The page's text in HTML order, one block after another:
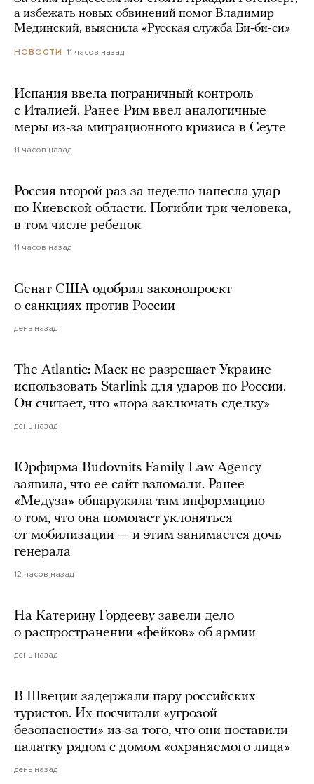
а избежать новых обвинений помог Владимир
Мединский, выяснила «Русская служба Би-би-си»
НОВОСТИ 11 часов назад
Испания ввела пограничный контроль
с Италией. Ранее Рим ввел аналогичные
меры из-за миграционного кризиса в Сеуте
11 часов назад
Россия второй раз за неделю нанесла удар
по Киевской области. Погибли три человека,
в том числе ребенок
11 часов назад
Сенат США одобрил законопроект
о санкциях против России
день назад
The Atlantic: Маск не разрешает Украине
использовать Starlink для ударов по России.
Он считает, что «пора заключать сделку»
день назад
Юрфирма Budovnits Family Law Agency
заявила, что ее сайт взломали. Ранее
«Медуза» обнаружила там информацию
о том, что она помогает уклоняться
от мобилизации — и этим занимается дочь
генерала
12 часов назад
На Катерину Гордееву завели дело
о распространении «фейков» об армии
день назад
В Швеции задержали пару российских
туристов. Их посчитали «угрозой
безопасности» из-за того, что они поставили
палатку рядом с домом «охраняемого лица»
день назад